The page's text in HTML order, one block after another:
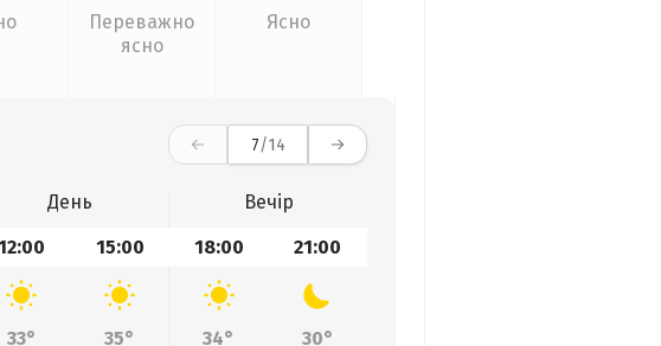
Переважно
ясно
Ясно
7/14
День
Вечір
15:00 18:00 21:00
33° 35° 34°
30°